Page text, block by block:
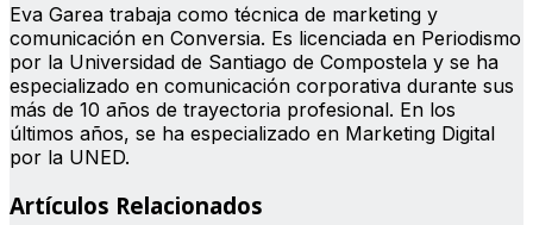
Eva Garea trabaja como técnica de marketing y
comunicación en Conversia. Es licenciada en Periodismo
por la Universidad de Santiago de Compostela y se ha
especializado en comunicación corporativa durante sus
más de 10 años de trayectoria profesional. En los
últimos años, se ha especializado en Marketing Digital
por la UNED.
Artículos Relacionados